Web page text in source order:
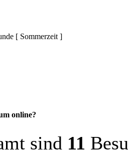
[ Sommerzeit ]
online?
sind 11